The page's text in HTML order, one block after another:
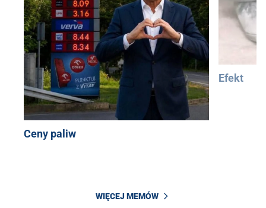
Ceny paliw
Efekt
WIĘCEJ MEMÓW